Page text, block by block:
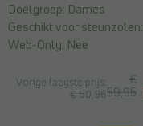
Vorige laagste prijs:
€ 50,96
€
59,95
Doelgroep: Dames
Geschikt voor steunzolen:
Web-Only: Nee